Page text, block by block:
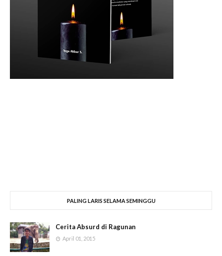
PALING LARIS SELAMA SEMINGGU
Cerita Absurd di Ragunan
April 01, 2015